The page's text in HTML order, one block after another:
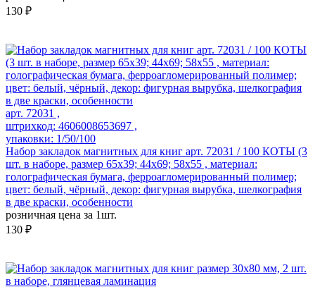
130 ₽
арт. 72031 ,
штрихкод: 4606008653697 ,
упаковки: 1/50/100
Набор закладок магнитных для книг арт. 72031 / 100 КОТЫ (3
шт. в наборе, размер 65x39; 44x69; 58x55 , материал:
голографическая бумага, ферроагломерированный полимер;
цвет: белый, чёрный, декор: фигурная вырубка, шелкография
в две краски, особенности
розничная цена за 1шт.
130 ₽